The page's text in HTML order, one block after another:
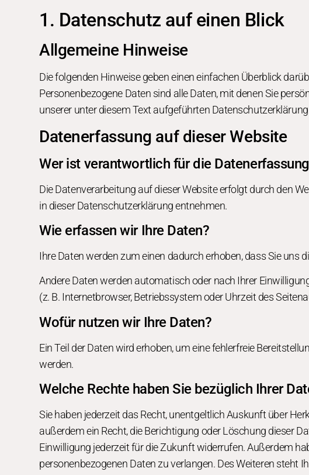
1. Datenschutz auf einen Blick
Allgemeine Hinweise
Die folgenden Hinweise geben einen einfachen Überblick
Personenbezogene Daten sind alle Daten, mit denen Sie
unserer unter diesem Text aufgeführten
Datenerfassung auf dieser Website
Wer ist verantwortlich für die
Die Datenverarbeitung auf dieser Website erfolgt durch den
in dieser Datenschutzerklärung entnehmen.
Wie erfassen wir Ihre Daten?
Ihre Daten werden zum einen dadurch erhoben, dass Sie uns
Andere Daten werden automatisch oder nach Ihrer
(z. B. Internetbrowser, Betriebssystem oder Uhrzeit des
Wofür nutzen wir Ihre Daten?
Ein Teil der Daten wird erhoben, um eine fehlerfreie
werden.
Welche Rechte haben Sie bezüglich Ihrer
Sie haben jederzeit das Recht, unentgeltlich Auskunft über
außerdem ein Recht, die Berichtigung oder Löschung dieser
Einwilligung jederzeit für die Zukunft widerrufen. Außerdem
personenbezogenen Daten zu verlangen. Des Weiteren steht